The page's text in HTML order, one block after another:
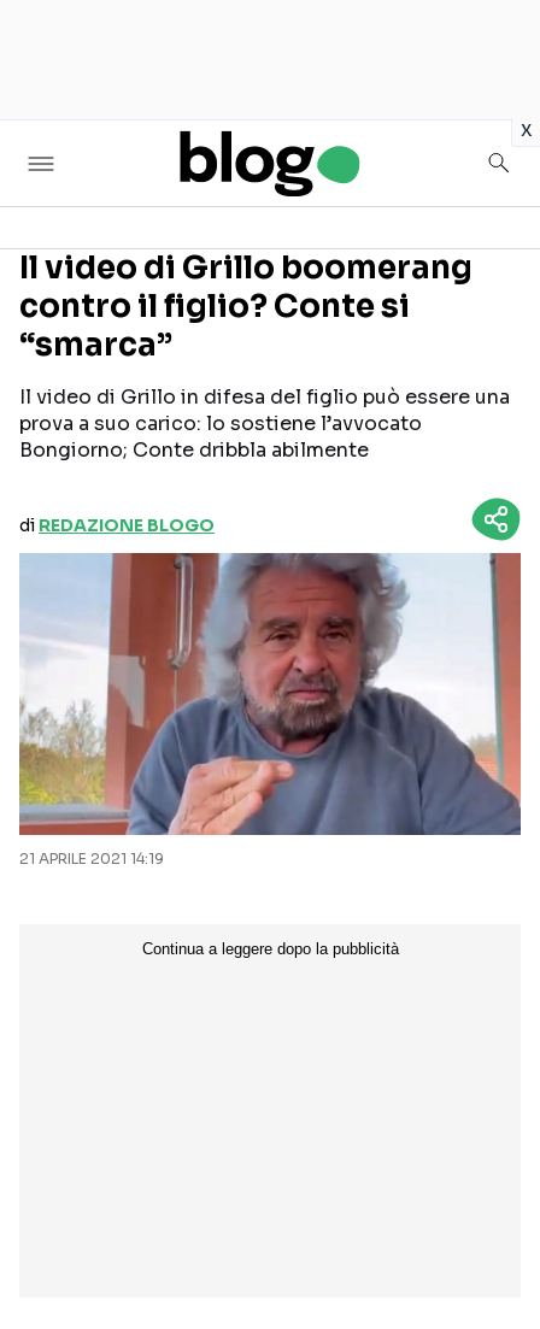
x
Seguici sui social
Il video di Grillo boomerang
contro il figlio? Conte si
“smarca”
Il video di Grillo in difesa del figlio può essere una
prova a suo carico: lo sostiene l’avvocato
Bongiorno; Conte dribbla abilmente
di REDAZIONE BLOGO
21 APRILE 2021 14:19